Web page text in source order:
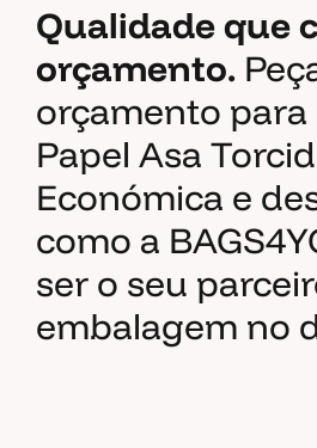
Qualidade que
orçamento.
orçamento para
Papel Asa
Económica e
como a
ser o seu
embalagem no